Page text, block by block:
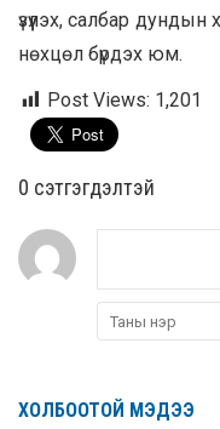
үзүүлэх, салбар
нөхцөл бүрдэх юм.
Post Views: 1,201
0 cэтгэгдэлтэй
ХОЛБООТОЙ МЭДЭЭ